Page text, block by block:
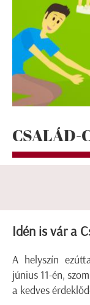
CSALÁD-
Idén is vár a
A helyszín
június 11-én,
a kedves